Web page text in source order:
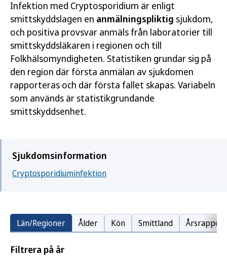
Infektion med Cryptosporidium är enligt
smittskyddslagen en anmälningspliktig sjukdom,
och positiva provsvar anmäls från laboratorier till
smittskyddsläkaren i regionen och till
Folkhälsomyndigheten. Statistiken grundar sig på
den region där första anmälan av sjukdomen
rapporteras och där första fallet skapas. Variabeln
som används är statistikgrundande
smittskyddsenhet.
Sjukdomsinformation
Cryptosporidiuminfektion
Län/Regioner Ålder Kön Smittland Årsrapport
Filtrera på år